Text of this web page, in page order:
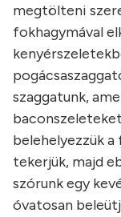
megtölteni
fokhagymával
szaggatunk,
belehelyezzük
tekerjük, majd
szórunk egy
óvatosan